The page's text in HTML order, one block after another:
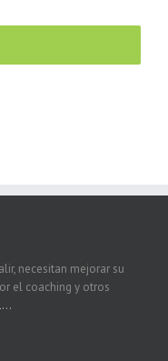
necesitan mejorar su
el coaching y otros